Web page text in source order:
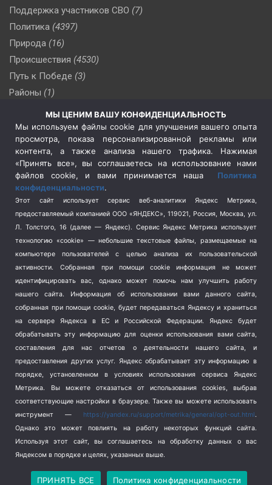
Поддержка участников СВО (7)
Политика (4397)
Природа (16)
Происшествия (4530)
Путь к Победе (3)
Районы (1)
(510)
Сельское хозяйство (3)
Социальная политика
(3)
Спецоперация в Украине
Спецоперация на Украине
(404)
Спорт (740)
Терроризм (1)
Транспорт (262)
Туризм (178)
Флот (76)
Школа и спорт (2)
Экология (8)
Экономика (1172)
Copyright © 2026
Политика конфиденциальности
МЫ ЦЕНИМ ВАШУ КОНФИДЕНЦИАЛЬНОСТЬ
Мы используем файлы cookie для улучшения вашего опыта
просмотра, показа персонализированной рекламы или
контента, а также анализа нашего трафика. Нажимая
«Принять все», вы соглашаетесь на использование нами
файлов cookie, и вами принимается наша Политика
конфиденциальности.
Этот сайт использует сервис веб-аналитики Яндекс Метрика,
предоставляемый компанией ООО «ЯНДЕКС», 119021, Россия, Москва, ул.
Л. Толстого, 16 (далее — Яндекс). Сервис Яндекс Метрика использует
технологию «cookie» — небольшие текстовые файлы, размещаемые на
компьютере пользователей с целью анализа их пользовательской
активности.
Собранная при помощи cookie информация не может
идентифицировать вас, однако может помочь нам улучшить работу
нашего сайта. Информация об использовании вами данного сайта,
собранная при помощи cookie, будет передаваться Яндексу и храниться
на сервере Яндекса в ЕС и Российской Федерации. Яндекс будет
обрабатывать эту информацию для оценки использования вами сайта,
составления для нас отчетов о деятельности нашего сайта, и
предоставления других услуг. Яндекс обрабатывает эту информацию в
порядке, установленном в условиях использования сервиса Яндекс
Метрика.
Вы можете отказаться от использования cookies, выбрав
соответствующие настройки в браузере. Также вы можете использовать
инструмент — https://yandex.ru/support/metrika/general/opt-out.html.
Однако это может повлиять на работу некоторых функций сайта.
Используя этот сайт, вы соглашаетесь на обработку данных о вас
Яндексом в порядке и целях, указанных выше.
ПРИНЯТЬ ВСЕ Политика конфиденциальности